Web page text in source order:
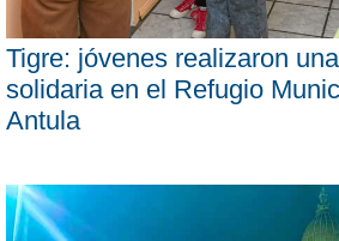
Tigre: jóvenes realizaron
solidaria en el Refugio
Antula